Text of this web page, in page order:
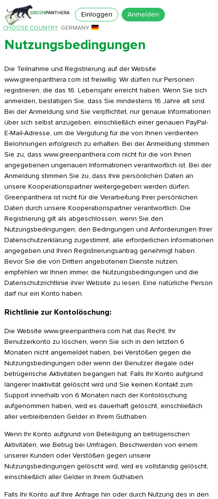
CHOOSE COUNTRY GERMANY
Einloggen Anmelden
Nutzungsbedingungen
Die Teilnahme und Registrierung auf der Website
www.greenpanthera.com ist freiwillig. Wir dürfen nur Personen
registrieren, die das 16. Lebensjahr erreicht haben. Wenn Sie sich
anmelden, bestätigen Sie, dass Sie mindestens 16 Jahre alt sind.
Bei der Anmeldung sind Sie verpflichtet, nur genaue Informationen
über sich selbst anzugeben, einschließlich einer genauen PayPal-
E-Mail-Adresse, um die Vergütung für die von Ihnen verdienten
Belohnungen erfolgreich zu erhalten. Bei der Anmeldung stimmen
Sie zu, dass www.greenpanthera.com nicht für die von Ihnen
angegebenen ungenauen Informationen verantwortlich ist. Bei der
Anmeldung stimmen Sie zu, dass Ihre persönlichen Daten an
unsere Kooperationspartner weitergegeben werden dürfen.
Greenpanthera ist nicht für die Verarbeitung Ihrer persönlichen
Daten durch unsere Kooperationspartner verantwortlich. Die
Registrierung gilt als abgeschlossen, wenn Sie den
Nutzungsbedingungen, den Bedingungen und Anforderungen Ihrer
Datenschutzerklärung zugestimmt, alle erforderlichen Informationen
angegeben und Ihren Registrierungsantrag genehmigt haben.
Bevor Sie die von Dritten angebotenen Dienste nutzen,
empfehlen wir Ihnen immer, die Nutzungsbedingungen und die
Datenschutzrichtlinie ihrer Website zu lesen. Eine natürliche Person
darf nur ein Konto haben.
Richtlinie zur Kontolöschung:
Die Website www.greenpanthera.com hat das Recht, Ihr
Benutzerkonto zu löschen, wenn Sie sich in den letzten 6
Monaten nicht angemeldet haben, bei Verstößen gegen die
Nutzungsbedingungen oder wenn der Benutzer illegale oder
betrügerische Aktivitäten begangen hat. Falls Ihr Konto aufgrund
längerer Inaktivität gelöscht wird und Sie keinen Kontakt zum
Support innerhalb von 6 Monaten nach der Kontolöschung
aufgenommen haben, wird es dauerhaft gelöscht, einschließlich
aller verbleibenden Gelder in Ihrem Guthaben.
Wenn Ihr Konto aufgrund von Beteiligung an betrügerischen
Aktivitäten, wie Betrug bei Umfragen, Beschwerden von einem
unserer Kunden oder Verstößen gegen unsere
Nutzungsbedingungen gelöscht wird, wird es vollständig gelöscht,
einschließlich aller Gelder in Ihrem Guthaben.
Falls Ihr Konto auf Ihre Anfrage hin oder durch Nutzung des in den